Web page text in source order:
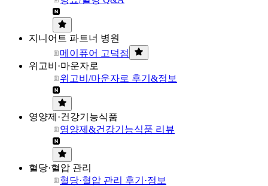
지니어트 파트너 병원
메이퓨어 고덕점
위고비·마운자로
위고비/마운자로 후기&정보
영양제·건강기능식품
영양제&건강기능식품 리뷰
혈당·혈압 관리
혈당·혈압 관리 후기·정보